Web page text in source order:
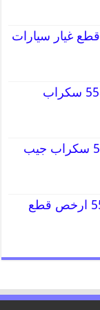
قطع غيار كيا 55818355 قطع غيار سيارات
قطع غيار باجيرو 55818355 سكراب
قطع غيار جيب 55818355 سكراب جيب
قطع غيار دودج 55818355 ارخص قطع